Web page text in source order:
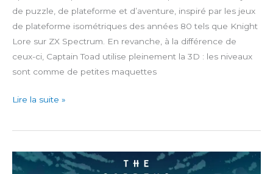
de puzzle, de plateforme et d’aventure, inspiré par les jeux
de plateforme isométriques des années 80 tels que Knight
Lore sur ZX Spectrum. En revanche, à la différence de
ceux-ci, Captain Toad utilise pleinement la 3D : les niveaux
sont comme de petites maquettes
Captain
Treasure
Lire la suite »